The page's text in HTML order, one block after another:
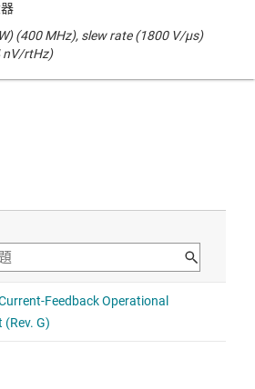
(400 MHz), slew rate (1800 V/µs)
nV/rtHz)